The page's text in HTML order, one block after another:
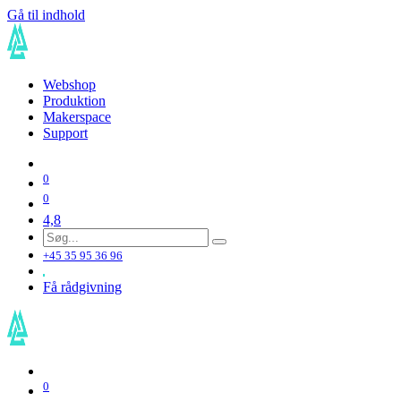
Gå til indhold
Webshop
Produktion
Makerspace
Support
0
0
4,8
+45 35 95 36 96
Få rådgivning
0